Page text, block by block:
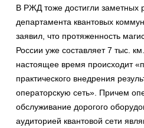
В РЖД тоже достигли заметных
департамента квантовых
заявил, что протяженность
России уже составляет 7 тыс.
настоящее время происходит
практического внедрения
операторскую сеть». Причем
обслуживание дорогого
аудиторией квантовой сети